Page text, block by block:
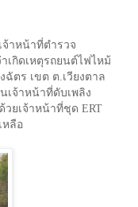
เจ้าหน้าที่ตำรวจ
เกิดเหตุรถยนต์ไฟไหม้
ตร เขต ต.เวียงตาล
เจ้าหน้าที่ดับเพลิง
วยเจ้าหน้าที่ชุด ERT
หลือ